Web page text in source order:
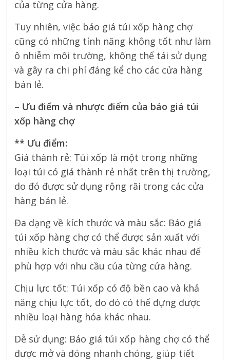
của từng cửa hàng.
Tuy nhiên, việc báo giá túi xốp hàng chợ
cũng có những tính năng không tốt như làm
ô nhiễm môi trường, không thể tái sử dụng
và gây ra chi phí đáng kể cho các cửa hàng
bán lẻ.
– Ưu điểm và nhược điểm của báo giá túi
xốp hàng chợ
** Ưu điểm:
Giá thành rẻ: Túi xốp là một trong những
loại túi có giá thành rẻ nhất trên thị trường,
do đó được sử dụng rộng rãi trong các cửa
hàng bán lẻ.
Đa dạng về kích thước và màu sắc: Báo giá
túi xốp hàng chợ có thể được sản xuất với
nhiều kích thước và màu sắc khác nhau để
phù hợp với nhu cầu của từng cửa hàng.
Chịu lực tốt: Túi xốp có độ bền cao và khả
năng chịu lực tốt, do đó có thể đựng được
nhiều loại hàng hóa khác nhau.
Dễ sử dụng: Báo giá túi xốp hàng chợ có thể
được mở và đóng nhanh chóng, giúp tiết